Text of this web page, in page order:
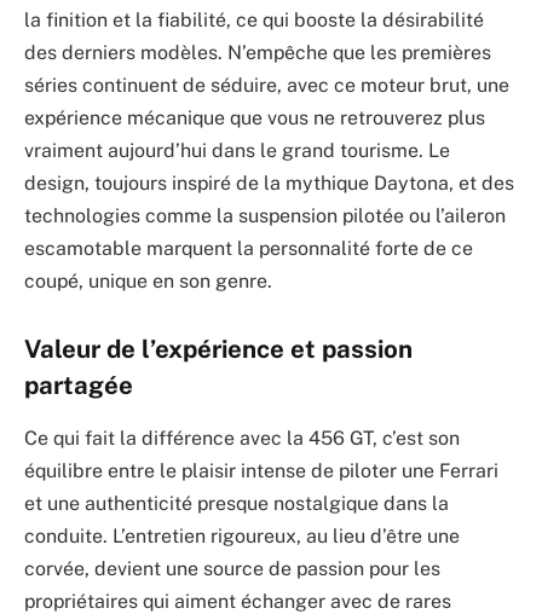
la finition et la fiabilité, ce qui booste la désirabilité
des derniers modèles. N’empêche que les premières
séries continuent de séduire, avec ce moteur brut, une
expérience mécanique que vous ne retrouverez plus
vraiment aujourd’hui dans le grand tourisme. Le
design, toujours inspiré de la mythique Daytona, et des
technologies comme la suspension pilotée ou l’aileron
escamotable marquent la personnalité forte de ce
coupé, unique en son genre.
Valeur de l’expérience et passion
partagée
Ce qui fait la différence avec la 456 GT, c’est son
équilibre entre le plaisir intense de piloter une Ferrari
et une authenticité presque nostalgique dans la
conduite. L’entretien rigoureux, au lieu d’être une
corvée, devient une source de passion pour les
propriétaires qui aiment échanger avec de rares